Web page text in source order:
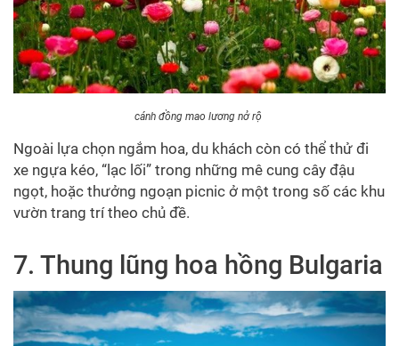
cánh đồng mao lương nở rộ
Ngoài lựa chọn ngắm hoa, du khách còn có thể thử đi
xe ngựa kéo, “lạc lối” trong những mê cung cây đậu
ngọt, hoặc thưởng ngoạn picnic ở một trong số các khu
vườn trang trí theo chủ đề.
7. Thung lũng hoa hồng Bulgaria